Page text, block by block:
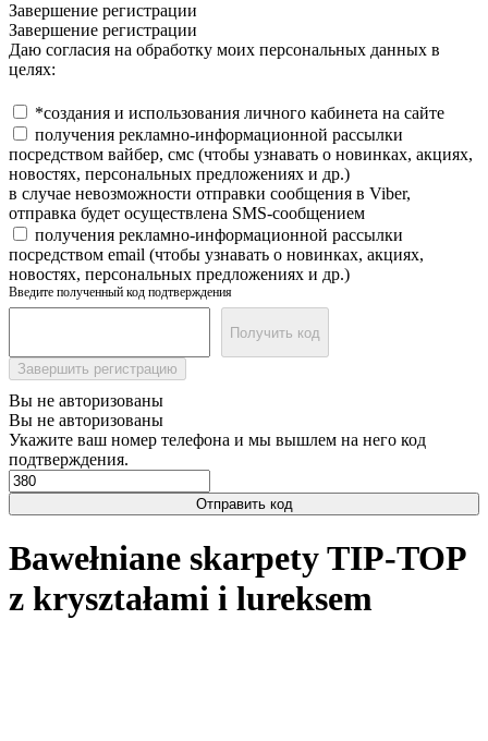
Завершение регистрации
Завершение регистрации
Даю согласия на обработку моих персональных данных в
целях:
*создания и использования личного кабинета на сайте
получения рекламно-информационной рассылки
посредством вайбер, смс (чтобы узнавать о новинках, акциях,
новостях, персональных предложениях и др.)
в случае невозможности отправки сообщения в Viber,
отправка будет осуществлена SMS-сообщением
получения рекламно-информационной рассылки
посредством email (чтобы узнавать о новинках, акциях,
новостях, персональных предложениях и др.)
Введите полученный код подтверждения
Получить код
Завершить регистрацию
Вы не авторизованы
Вы не авторизованы
Укажите ваш номер телефона и мы вышлем на него код
подтверждения.
Отправить код
Bawełniane skarpety TIP-TOP
z kryształami i lureksem